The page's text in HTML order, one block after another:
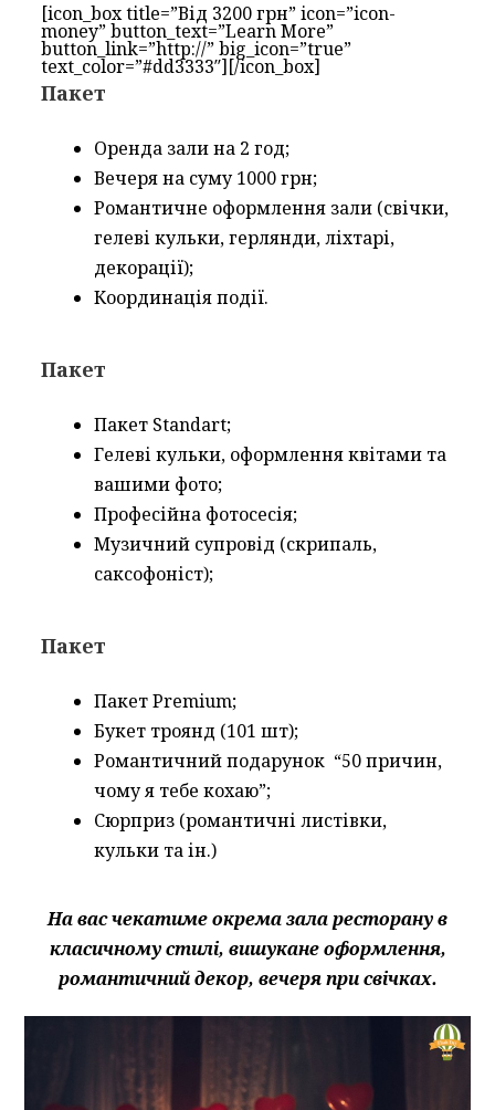
[icon_box title=”Від 3200 грн” icon=”icon-
money” button_text=”Learn More”
button_link=”http://” big_icon=”true”
text_color=”#dd3333″][/icon_box]
Пакет
Оренда зали на 2 год;
Вечеря на суму 1000 грн;
Романтичне оформлення зали (свічки,
гелеві кульки, герлянди, ліхтарі,
декорації);
Координація події.
Пакет
Пакет Standart;
Гелеві кульки, оформлення квітами та
вашими фото;
Професійна фотосесія;
Музичний супровід (скрипаль,
саксофоніст);
Пакет
Пакет Premium;
Букет троянд (101 шт);
Романтичний подарунок “50 причин,
чому я тебе кохаю”;
Сюрприз (романтичні листівки,
кульки та ін.)
На вас чекатиме окрема зала ресторану в
класичному стилі, вишукане оформлення,
романтичний декор, вечеря при свічках.